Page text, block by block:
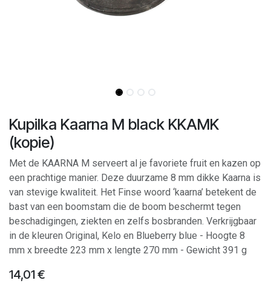
Kupilka Kaarna M black KKAMK
(kopie)
Met de KAARNA M serveert al je favoriete fruit en kazen op
een prachtige manier. Deze duurzame 8 mm dikke Kaarna is
van stevige kwaliteit. Het Finse woord ‘kaarna’ betekent de
bast van een boomstam die de boom beschermt tegen
beschadigingen, ziekten en zelfs bosbranden. Verkrijgbaar
in de kleuren Original, Kelo en Blueberry blue - Hoogte 8
mm x breedte 223 mm x lengte 270 mm - Gewicht 391 g
14,01€